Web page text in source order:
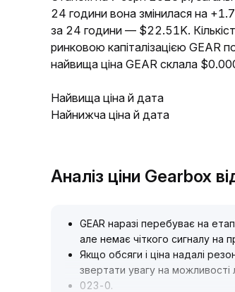
24 години вона змінилася на
за 24 години — $22.51K.
ринковою капіталізацією GEAR
найвища ціна GEAR склала
Найвища ціна й дата
Найнижча ціна й дата
Аналіз ціни Gearbox
GEAR наразі перебуває на
але немає чіткого сигналу на
Якщо обсяги і ціна надалі
звертати увагу на можливості
023-0.